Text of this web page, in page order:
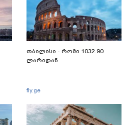
თბილისი - რომი 1032.90
ლარიდან
fly.ge